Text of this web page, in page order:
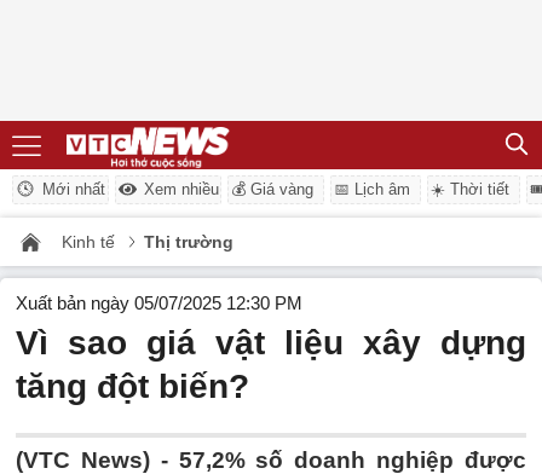
Mới nhất Xem nhiều 💰 Giá vàng 📅 Lịch âm ☀️ Thời tiết
Kinh tế Thị trường
Xuất bản ngày 05/07/2025 12:30 PM
Vì sao giá vật liệu xây dựng
tăng đột biến?
(VTC News) - 57,2% số doanh nghiệp được